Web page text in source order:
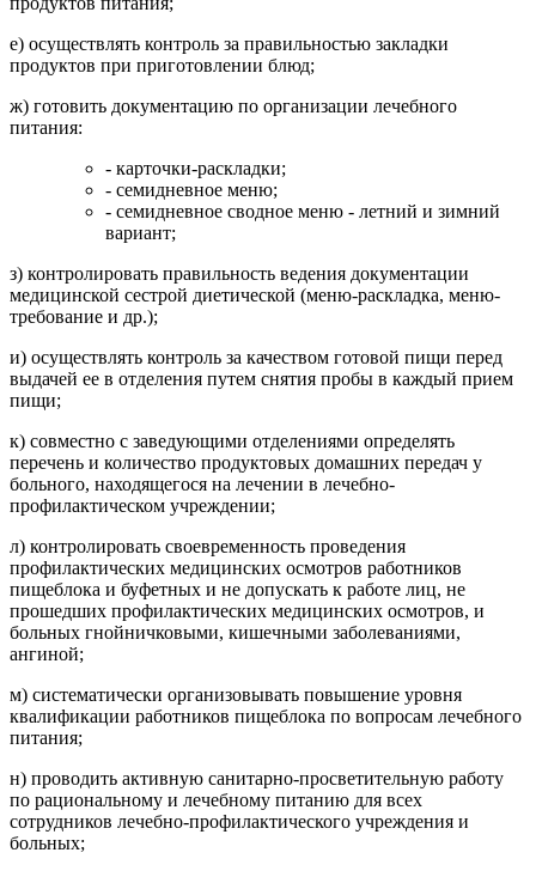
е) осуществлять контроль за правильностью закладки
продуктов при приготовлении блюд;
ж) готовить документацию по организации лечебного
питания:
- карточки-раскладки;
- семидневное меню;
- семидневное сводное меню - летний и зимний
вариант;
з) контролировать правильность ведения документации
медицинской сестрой диетической (меню-раскладка, меню-
требование и др.);
и) осуществлять контроль за качеством готовой пищи перед
выдачей ее в отделения путем снятия пробы в каждый прием
пищи;
к) совместно с заведующими отделениями определять
перечень и количество продуктовых домашних передач у
больного, находящегося на лечении в лечебно-
профилактическом учреждении;
л) контролировать своевременность проведения
профилактических медицинских осмотров работников
пищеблока и буфетных и не допускать к работе лиц, не
прошедших профилактических медицинских осмотров, и
больных гнойничковыми, кишечными заболеваниями,
ангиной;
м) систематически организовывать повышение уровня
квалификации работников пищеблока по вопросам лечебного
питания;
н) проводить активную санитарно-просветительную работу
по рациональному и лечебному питанию для всех
сотрудников лечебно-профилактического учреждения и
больных;